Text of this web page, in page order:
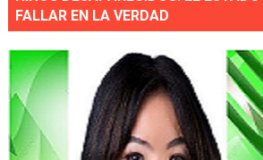
FALLAR EN LA VERDAD